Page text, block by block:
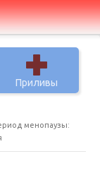
Приливы
менопаузы: